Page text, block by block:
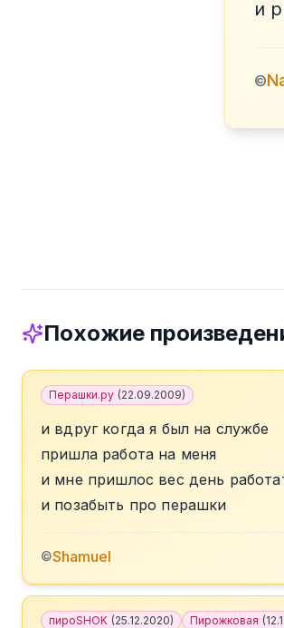
и
©
Похожие
Перашки.ру (22.09.2009)
и вдруг когда я был на службе
пришла работа на меня
и мне пришлос вес день
и позабыть про перашки
©Shamuel
пироSHOK (25.12.2020) Пирожковая (